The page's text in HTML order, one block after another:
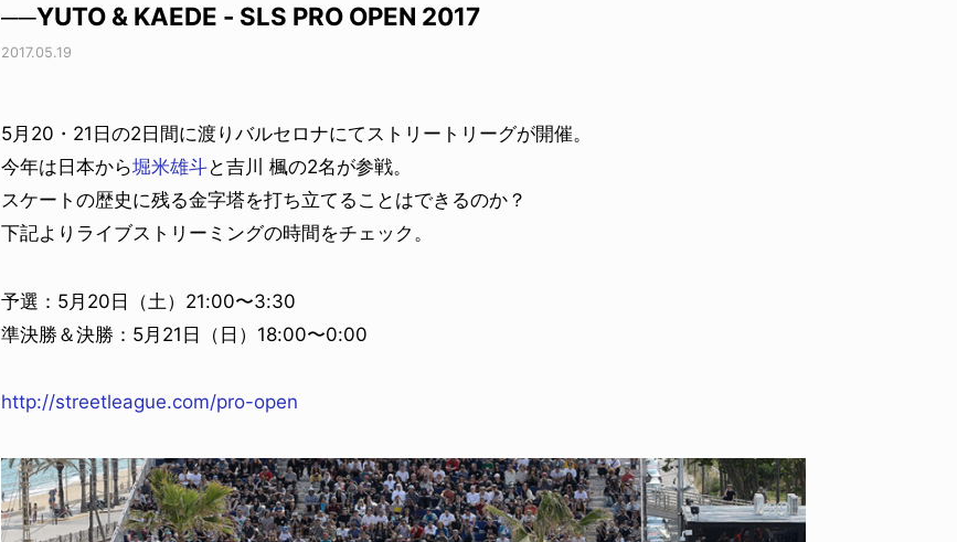
──YUTO & KAEDE - SLS PRO OPEN 2017
2017.05.19
5月20・21日の2日間に渡りバルセロナにてストリートリーグが開催。
今年は日本から堀米雄斗と吉川 楓の2名が参戦。
スケートの歴史に残る金字塔を打ち立てることはできるのか？
下記よりライブストリーミングの時間をチェック。
予選：5月20日（土）21:00〜3:30
準決勝＆決勝：5月21日（日）18:00〜0:00
http://streetleague.com/pro-open